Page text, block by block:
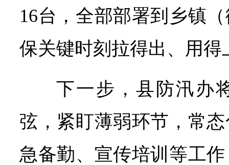
16台，全部部署到乡镇
保关键时刻拉得出、用得
下一步，县防汛办
弦，紧盯薄弱环节，常
急备勤、宣传培训等工